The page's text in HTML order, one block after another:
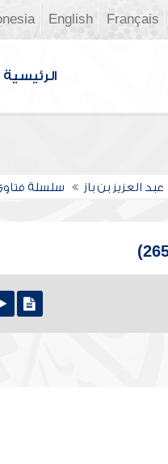
Français
English
الرئيسية
عبد العزيز بن باز سلسلة